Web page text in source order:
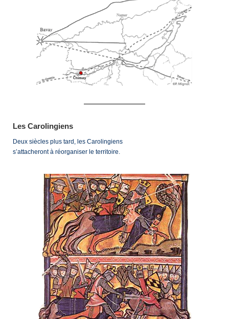
Les Carolingiens
Deux siècles plus tard, les Carolingiens
s’attacheront à réorganiser le territoire.